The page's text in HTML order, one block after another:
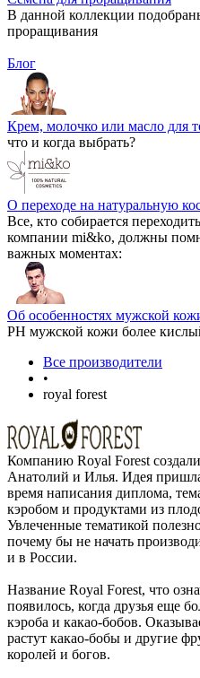
В данной коллекции
проращивания
Блог
Крем, молочко или масло для
что и когда выбрать?
О переходе на натуральную
Все, кто собирается
компании mi&ko, должны
важных моментах:
Об особенностях мужской
РН мужской кожи более
Все производители
•
royal forest
Компанию Royal Forest
Анатолий и Илья. Идея
время написания диплома,
кэробом и продуктами из
Увлеченные тематикой
почему бы не начать
и в России.
Название Royal Forest, что
появилось, когда друзья еще
кэроба и какао-бобов.
растут какао-бобы и другие
королей и богов.